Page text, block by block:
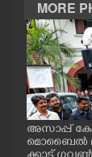
SPIRITUAL
INFO+
ART
MORE
അസാപ്പ്
മൊബൈൽ